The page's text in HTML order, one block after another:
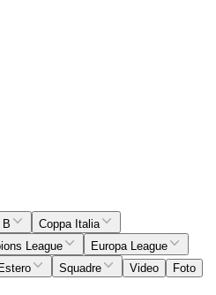
B
Coppa Italia
League
Europa League
Squadre Video
Foto